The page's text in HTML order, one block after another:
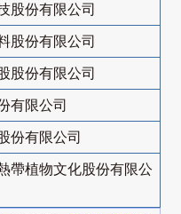
股份有限公司
股份有限公司
股份有限公司
有限公司
份有限公司
帶植物文化股份有限公